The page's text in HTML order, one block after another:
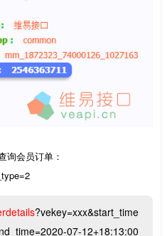
询会员订单：
?vekey=xxx&start_time
07-12+18:13:00